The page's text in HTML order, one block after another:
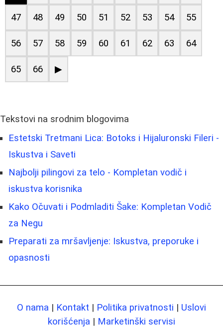
47 48 49 50 51 52 53 54 55
56 57 58 59 60 61 62 63 64
65 66 ▶
Tekstovi na srodnim blogovima
Estetski Tretmani Lica: Botoks i Hijaluronski Fileri -
Iskustva i Saveti
Najbolji pilingovi za telo - Kompletan vodič i
iskustva korisnika
Kako Očuvati i Podmladiti Šake: Kompletan Vodič
za Negu
Preparati za mršavljenje: Iskustva, preporuke i
opasnosti
O nama | Kontakt | Politika privatnosti | Uslovi
korišćenja | Marketinški servisi